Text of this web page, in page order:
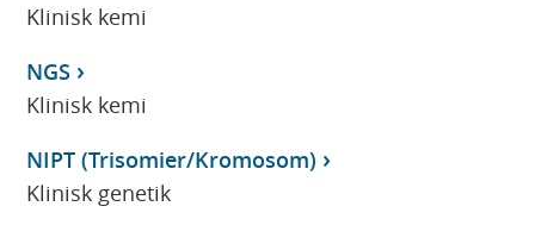
Klinisk kemi
NGS
Klinisk kemi
NIPT (Trisomier/Kromosom)
Klinisk genetik